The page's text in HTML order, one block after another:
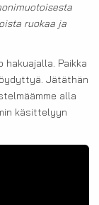
ruokaa ja
hakuajalla. Paikka
Jätäthän
alla
käsittelyyn